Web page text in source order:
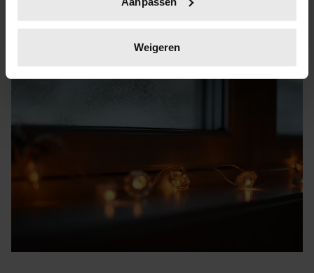
scannen op specifieke eigenschappen (fingerprinting)
verwerkt en stel uw voorkeuren in het
intrekken in de Cookieverklaring.
personaliseren, om functies voor social media te bieden
informatie over uw gebruik van onze site met onze
partners voor social media, adverteren en analyse. Deze
partners kunnen deze gegevens combineren met andere
Weigeren